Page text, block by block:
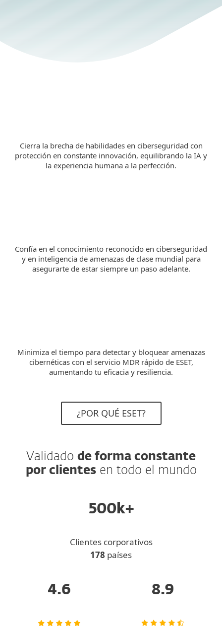
Cierra la brecha de habilidades en ciberseguridad con
protección en constante innovación, equilibrando la IA y
la experiencia humana a la perfección.
Confía en el conocimiento reconocido en ciberseguridad
y en inteligencia de amenazas de clase mundial para
asegurarte de estar siempre un paso adelante.
Minimiza el tiempo para detectar y bloquear amenazas
cibernéticas con el servicio MDR rápido de ESET,
aumentando tu eficacia y resiliencia.
¿POR QUÉ ESET?
Validado de forma constante
por clientesen todo el mundo
500k+
Clientes corporativos
178 países
4.6 8.9